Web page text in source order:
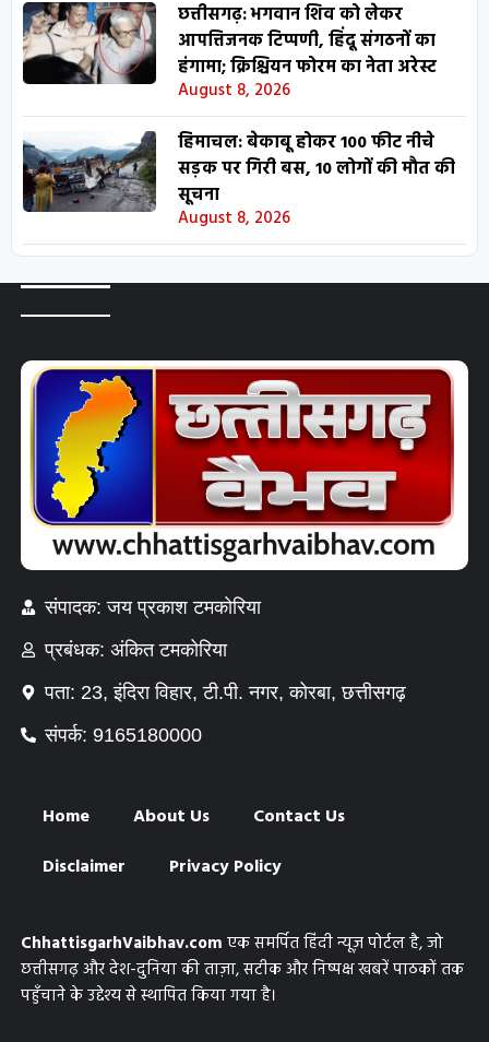
छत्तीसगढ़: भगवान शिव को लेकर
आपत्तिजनक टिप्पणी, हिंदू संगठनों का
हंगामा; क्रिश्चियन फोरम का नेता अरेस्ट
August 8, 2026
हिमाचल: बेकाबू होकर 100 फीट नीचे
सड़क पर गिरी बस, 10 लोगों की मौत की
सूचना
August 8, 2026
संपादक: जय प्रकाश टमकोरिया
प्रबंधक: अंकित टमकोरिया
पता: 23, इंदिरा विहार, टी.पी. नगर, कोरबा, छत्तीसगढ़
संपर्क: 9165180000
Home About Us
Contact Us
Disclaimer
Privacy Policy
ChhattisgarhVaibhav.com एक समर्पित हिंदी न्यूज़ पोर्टल है, जो
छत्तीसगढ़ और देश-दुनिया की ताज़ा, सटीक और निष्पक्ष खबरें पाठकों तक
पहुँचाने के उद्देश्य से स्थापित किया गया है।